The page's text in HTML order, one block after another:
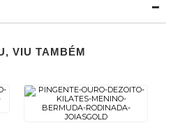
VIU TAMBÉM